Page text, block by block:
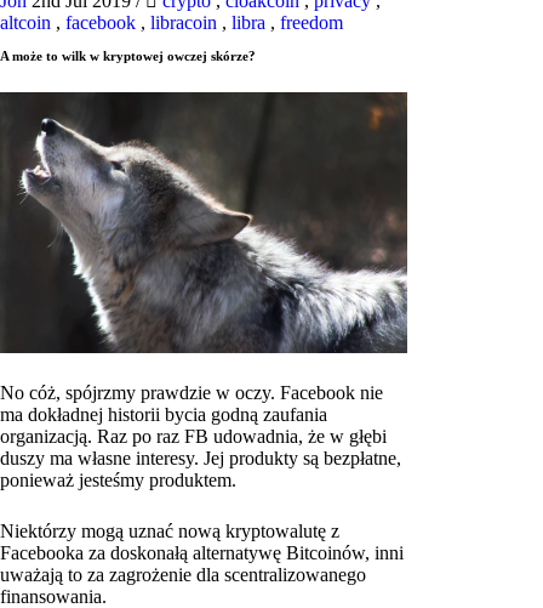
altcoin , facebook , libracoin , libra , freedom
A może to wilk w kryptowej owczej skórze?
No cóż, spójrzmy prawdzie w oczy. Facebook nie
ma dokładnej historii bycia godną zaufania
organizacją. Raz po raz FB udowadnia, że ​​w głębi
duszy ma własne interesy. Jej produkty są bezpłatne,
ponieważ jesteśmy produktem.
Niektórzy mogą uznać nową kryptowalutę z
Facebooka za doskonałą alternatywę Bitcoinów, inni
uważają to za zagrożenie dla scentralizowanego
finansowania.